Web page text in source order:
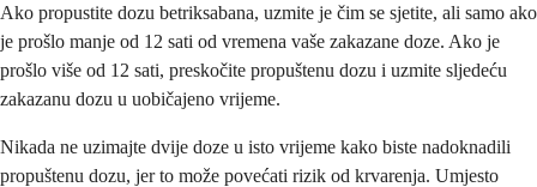
Ako propustite dozu betriksabana, uzmite je čim se sjetite, ali samo ako
je prošlo manje od 12 sati od vremena vaše zakazane doze. Ako je
prošlo više od 12 sati, preskočite propuštenu dozu i uzmite sljedeću
zakazanu dozu u uobičajeno vrijeme.
Nikada ne uzimajte dvije doze u isto vrijeme kako biste nadoknadili
propuštenu dozu, jer to može povećati rizik od krvarenja. Umjesto